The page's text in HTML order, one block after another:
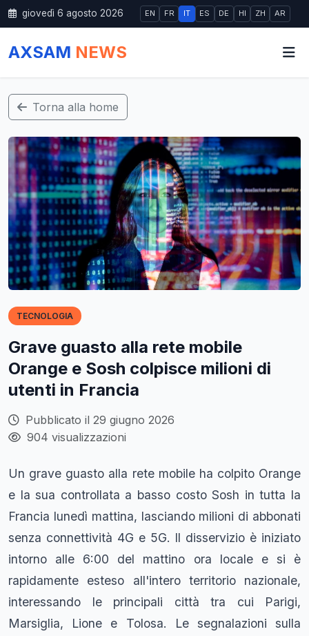
giovedì 6 agosto 2026 EN FR IT ES DE HI ZH AR
AXSAM NEWS
Torna alla home
TECNOLOGIA
Grave guasto alla rete mobile
Orange e Sosh colpisce milioni di
utenti in Francia
Pubblicato il 29 giugno 2026
904 visualizzazioni
Un grave guasto alla rete mobile ha colpito Orange
e la sua controllata a basso costo Sosh in tutta la
Francia lunedì mattina, lasciando milioni di abbonati
senza connettività 4G e 5G. Il disservizio è iniziato
intorno alle 6:00 del mattino ora locale e si è
rapidamente esteso all'intero territorio nazionale,
interessando le principali città tra cui Parigi,
Marsiglia, Lione e Tolosa. Le segnalazioni sulla